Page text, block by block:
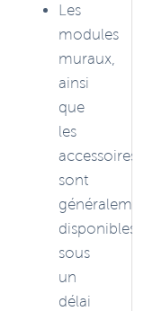
Les
modules
muraux,
ainsi
que
les
accessoires,
sont
disponibles
sous
un
délai